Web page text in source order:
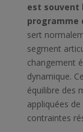
est souvent
programme
sert
segment
changement
dynamique.
équilibre des
appliquées
contraintes